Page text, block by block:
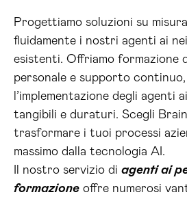
Progettiamo soluzioni su
fluidamente i nostri agenti ai
esistenti. Offriamo formazione
personale e supporto
l’implementazione degli agenti
tangibili e duraturi. Scegli
trasformare i tuoi processi
massimo dalla tecnologia AI.
Il nostro servizio di agenti ai
formazione offre numerosi